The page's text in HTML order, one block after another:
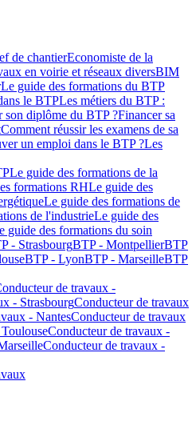
de chantierEconomiste de la
en voirie et réseaux diversBIM
Le guide des formations du BTP
le BTPLes métiers du BTP :
son diplôme du BTP ?Financer sa
Comment réussir les examens de sa
un emploi dans le BTP ?Les
Le guide des formations de la
formations RHLe guide des
Le guide des formations de
de l'industrieLe guide des
guide des formations du soin
- StrasbourgBTP - MontpellierBTP
BTP - LyonBTP - MarseilleBTP
de travaux -
- StrasbourgConducteur de travaux
- NantesConducteur de travaux
Conducteur de travaux -
Conducteur de travaux -